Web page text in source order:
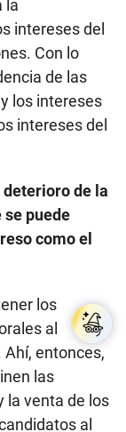
la
intereses del
Con lo
de las
los intereses
intereses del
de la
puede
como el
los
al
entonces,
las
la venta de los
al